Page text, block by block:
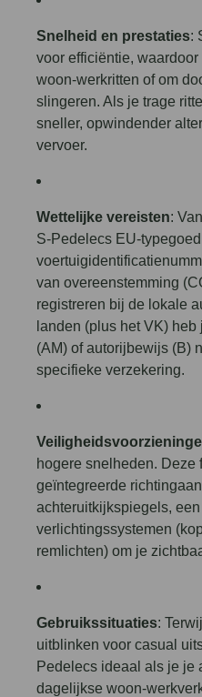
Snelheid en prestaties:
voor efficiëntie,
woon-werkritten of om
slingeren. Als je trage
sneller, opwindender
vervoer.
Wettelijke vereisten:
S-Pedelecs EU-
van overeenstemming
registreren bij de lokale
landen (plus het VK)
(AM) of autorijbewijs (B)
specifieke verzekering.
hogere snelheden. Deze
geïntegreerde
achteruitkijkspiegels,
verlichtingssystemen
remlichten) om je
Gebruikssituaties:
uitblinken voor casual
Pedelecs ideaal als je je
dagelijkse woon-